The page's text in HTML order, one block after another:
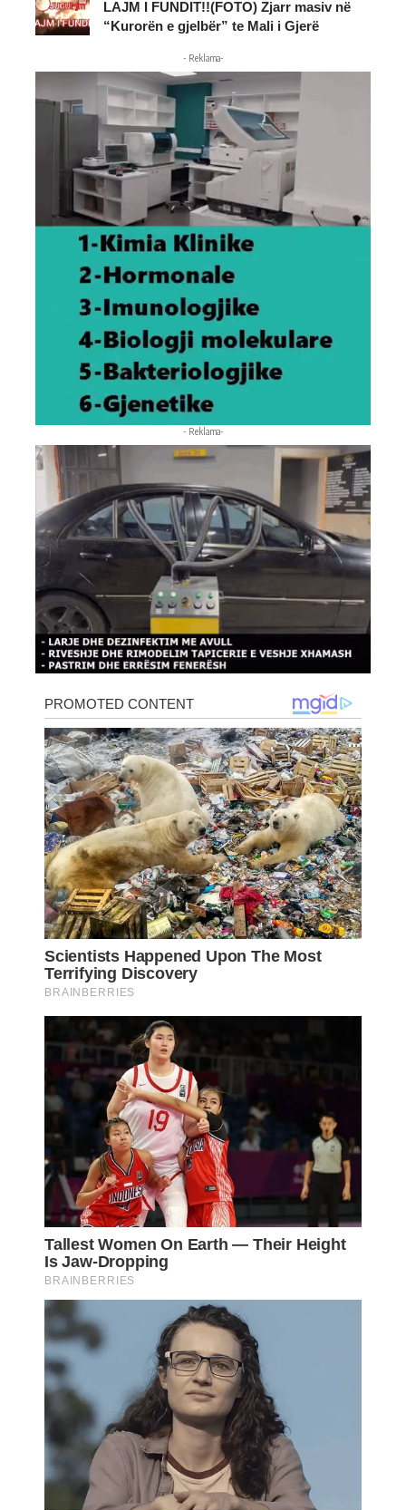
LAJM I FUNDIT!!(FOTO) Zjarr masiv në
“Kurorën e gjelbër” te Mali i Gjerë
- Reklama-
- Reklama-